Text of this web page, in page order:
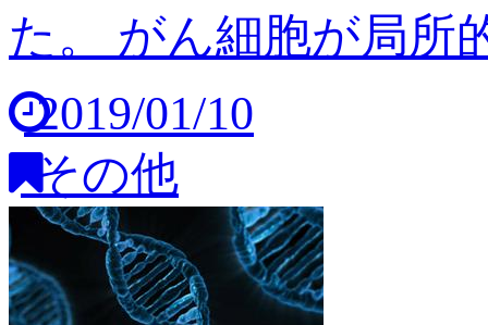
た。 がん細胞が局所
2019/01/10
その他